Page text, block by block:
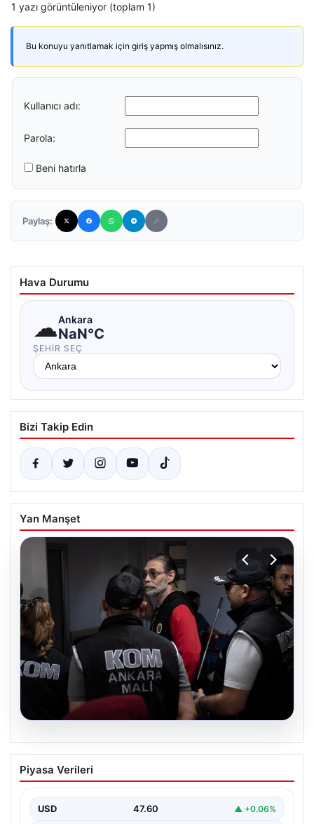
1 yazı görüntüleniyor (toplam 1)
Bu konuyu yanıtlamak için giriş yapmış olmalısınız.
Kullanıcı adı:
Parola:
Beni hatırla
Paylaş:
Hava Durumu
☁Ankara
NaN°C
ŞEHIR SEÇ
Bizi Takip Edin
Yan Manşet
05.08.2026
Erdal Beşikçioğlu’nun Esrar Testi Pozitif
Çıktı; Görevden Uzaklaştırılmıştı
rüşvet operasyonu kapsamında tutuklanan Belediye
Başkanı Erdal Beşikçioğlu’nun…
Piyasa Verileri
USD 47.60 ▲ +0.06%